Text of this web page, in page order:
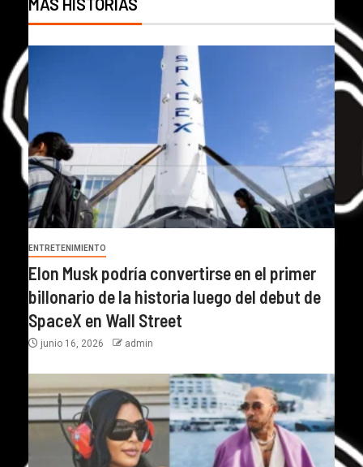
ENTRETENIMIENTO
Elon Musk podría convertirse en el primer
billonario de la historia luego del debut de
SpaceX en Wall Street
junio 16, 2026 admin